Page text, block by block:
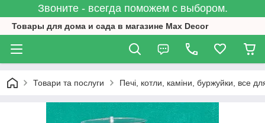
Звоните - всегда поможем с выбором.
Товары для дома и сада в магазине Max Decor
Товари та послуги Печі, котли, каміни, буржуйки, все